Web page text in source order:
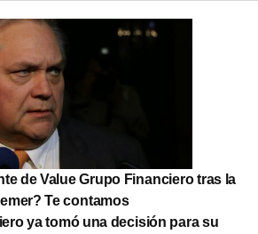
de Value Grupo Financiero tras la
Te contamos
ya tomó una decisión para su